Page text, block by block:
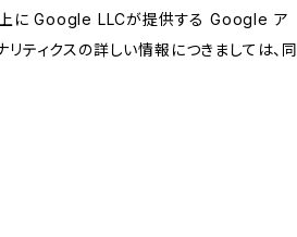
ス上に Google LLCが提供する Google ア
ティクスの詳しい情報につきましては、同